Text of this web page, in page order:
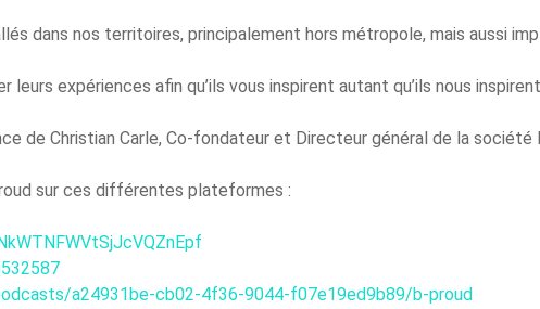
dans nos territoires, principalement hors métropole, mais aussi
expériences afin qu’ils vous inspirent autant qu’ils nous
de Christian Carle, Co-fondateur et Directeur général de la société
sur ces différentes plateformes :
a24931be-cb02-4f36-9044-f07e19ed9b89/b-proud